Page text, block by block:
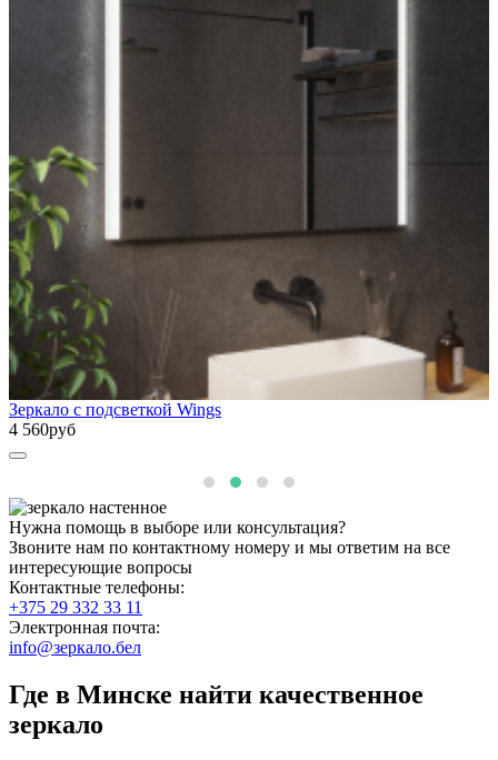
Зеркало с подсветкой Wings
4 560руб
Нужна помощь в выборе или консультация?
Звоните нам по контактному номеру и мы ответим на все
интересующие вопросы
Контактные телефоны:
+375 29 332 33 11
Электронная почта:
info@зеркало.бел
Где в Минске найти качественное
зеркало